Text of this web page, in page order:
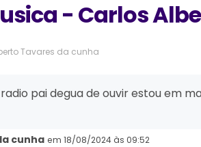
- Carlos
Tavares da cunha
pai degua de ouvir estou em
cunha em 18/08/2024 às 09:52